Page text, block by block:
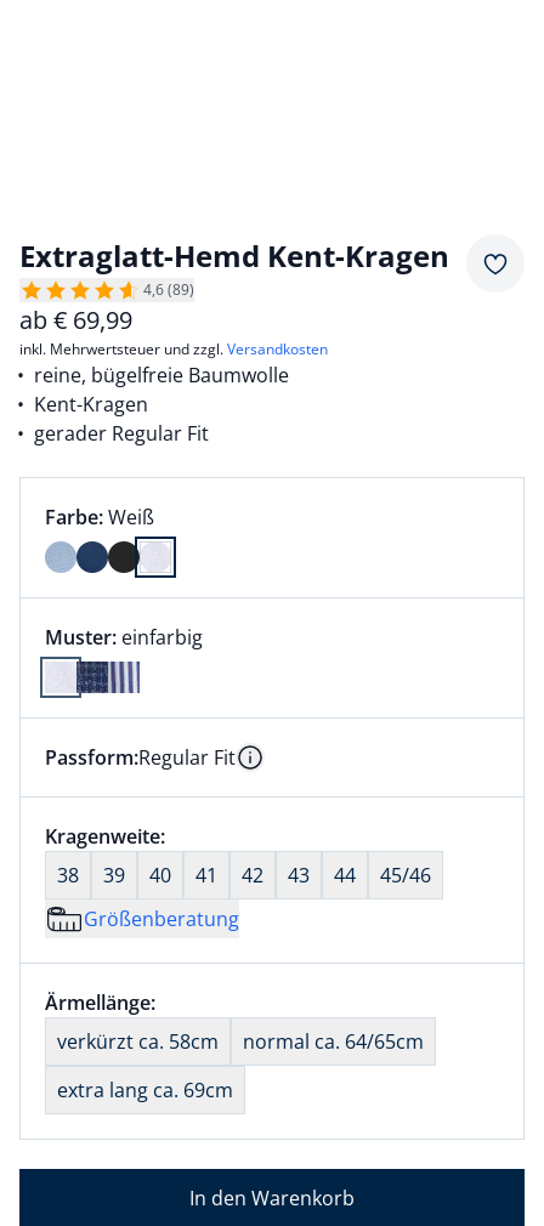
Extraglatt-Hemd Kent-Kragen
4,6 (89)
ab€ 69,99
inkl. Mehrwertsteuer und zzgl.Versandkosten
reine, bügelfreie Baumwolle
Kent-Kragen
gerader Regular Fit
Farbauswahl:
Farbe:aktuell ausgewählt:
Weiß
Farbe Weiß ausgewählt
Muster: einfarbig
Dieser Artikel hat die Passform Regular Fit. für
Passform:Regular Fit Information
Größenauswahl:
Kragenweite:nichts ausgewählt
38
39 40 41 42 43 44
45/46
Größenberatung
Größenauswahl:
Ärmellänge:nichts ausgewählt
verkürzt ca. 58cm
normal ca. 64/65cm
extra lang ca. 69cm
In den Warenkorb